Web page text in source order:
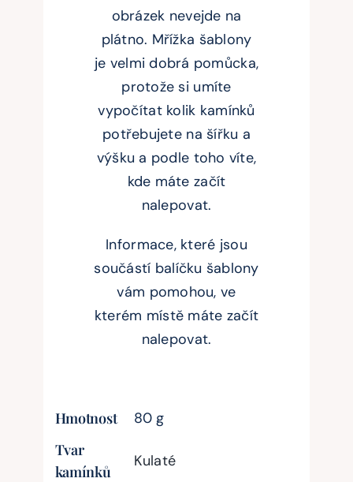
obrázek nevejde na
plátno. Mřížka šablony
je velmi dobrá pomůcka,
protože si umíte
vypočítat kolik kamínků
potřebujete na šířku a
výšku a podle toho víte,
kde máte začít
nalepovat.
Informace, které jsou
součástí balíčku šablony
vám pomohou, ve
kterém místě máte začít
nalepovat.
Hmotnost
80 g
Tvar
kamínků
Kulaté